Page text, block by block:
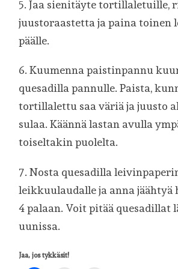
5. Jaa sienitäyte tortillaletuille,
juustoraastetta ja paina toinen
päälle.
6. Kuumenna paistinpannu
quesadilla pannulle. Paista,
tortillalettu saa väriä ja juusto
sulaa. Käännä lastan avulla
toiseltakin puolelta.
7. Nosta quesadilla
leikkuulaudalle ja anna jäähtyä
4 palaan. Voit pitää quesadillat
uunissa.
Jaa, jos tykkäsit!